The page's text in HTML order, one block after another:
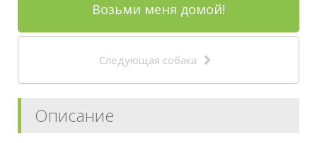
Возьми меня домой!
Следующая собака
Описание